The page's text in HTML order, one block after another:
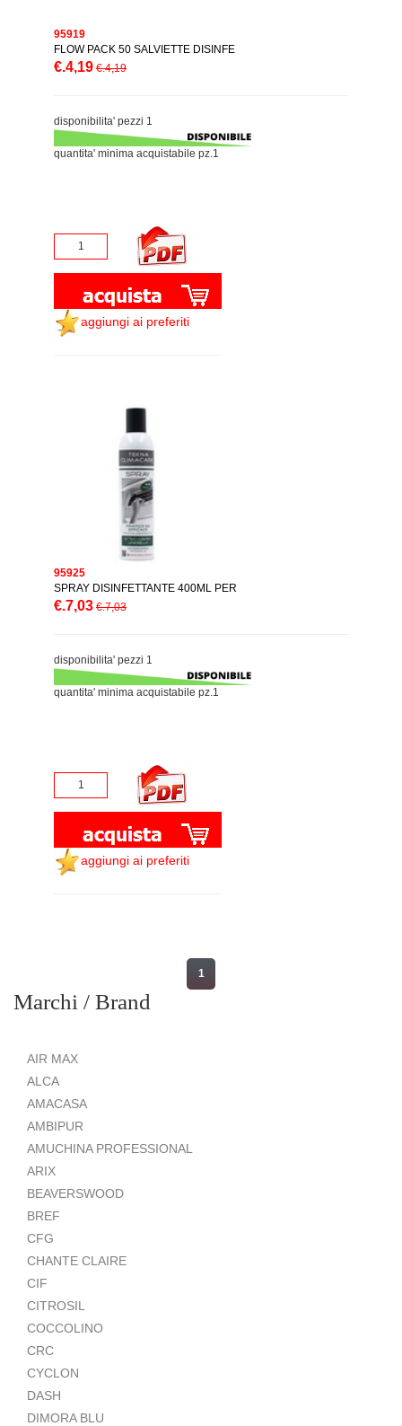
95919
FLOW PACK 50 SALVIETTE DISINFE
€.4,19 €.4,19
disponibilita' pezzi 1
quantita' minima acquistabile pz.1
aggiungi ai preferiti
95925
SPRAY DISINFETTANTE 400ML PER
€.7,03 €.7,03
disponibilita' pezzi 1
quantita' minima acquistabile pz.1
aggiungi ai preferiti
1
Marchi / Brand
AIR MAX
ALCA
AMACASA
AMBIPUR
AMUCHINA PROFESSIONAL
ARIX
BEAVERSWOOD
BREF
CFG
CHANTE CLAIRE
CIF
CITROSIL
COCCOLINO
CRC
CYCLON
DASH
DIMORA BLU